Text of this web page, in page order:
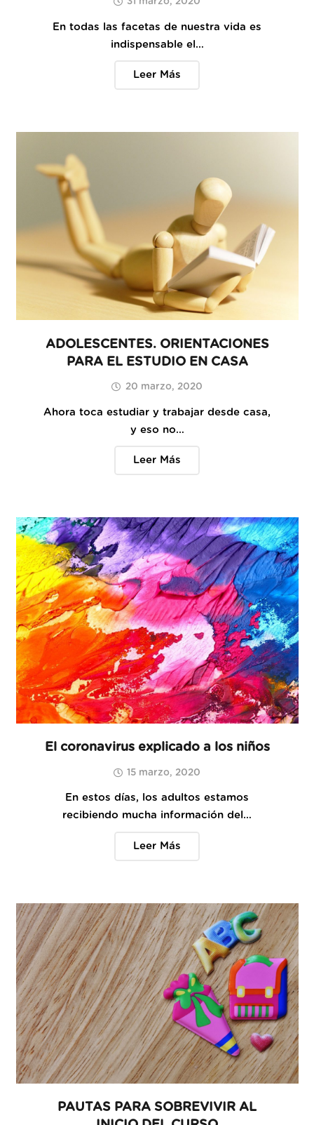
En todas las facetas de nuestra vida es
indispensable el…
Leer Más
ADOLESCENTES. ORIENTACIONES
PARA EL ESTUDIO EN CASA
20 marzo, 2020
Ahora toca estudiar y trabajar desde casa,
y eso no…
Leer Más
El coronavirus explicado a los niños
15 marzo, 2020
En estos días, los adultos estamos
recibiendo mucha información del…
Leer Más
PAUTAS PARA SOBREVIVIR AL